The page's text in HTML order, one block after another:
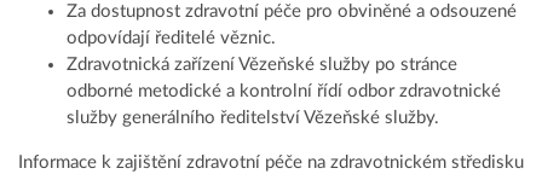
Za dostupnost zdravotní péče pro obviněné a odsouzené
odpovídají ředitelé věznic.
Zdravotnická zařízení Vězeňské služby po stránce
odborné metodické a kontrolní řídí odbor zdravotnické
služby generálního ředitelství Vězeňské služby.
Informace k zajištění zdravotní péče na zdravotnickém středisku